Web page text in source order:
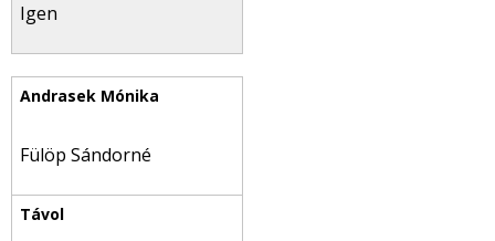
Igen
Fülöp Sándorné